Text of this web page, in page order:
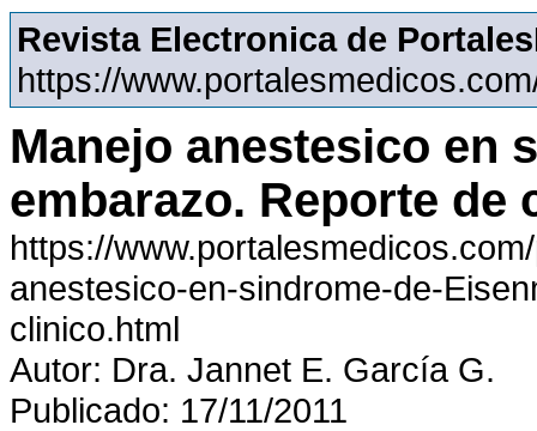
Revista Electronica de
https://
Manejo anestesico en
embarazo. Reporte de
https://
anestesico-en-sindrome-de-
clinico.html
Autor: Dra. Jannet E. García G.
Publicado: 17/11/2011